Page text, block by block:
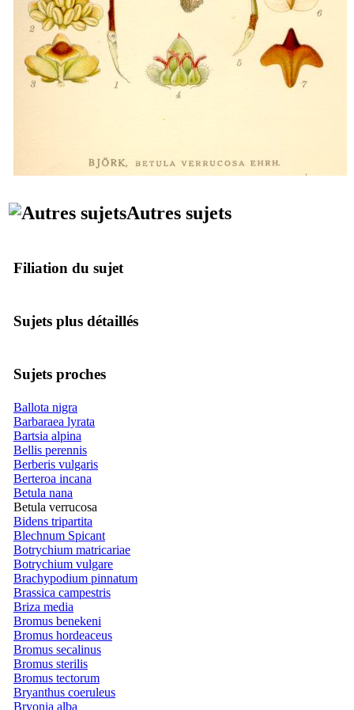
Autres sujets
Filiation du sujet
Sujets plus détaillés
Sujets proches
Ballota nigra
Barbaraea lyrata
Bartsia alpina
Bellis perennis
Berberis vulgaris
Berteroa incana
Betula nana
Betula verrucosa
Bidens tripartita
Blechnum Spicant
Botrychium matricariae
Botrychium vulgare
Brachypodium pinnatum
Brassica campestris
Briza media
Bromus benekeni
Bromus hordeaceus
Bromus secalinus
Bromus sterilis
Bromus tectorum
Bryanthus coeruleus
Bryonia alba